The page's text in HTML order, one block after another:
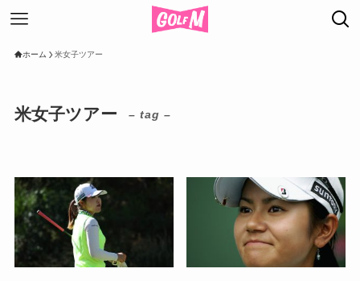
ホーム 米女子ツアー
米女子ツアー – tag –